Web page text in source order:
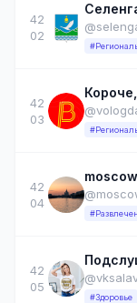
42
02
42
03
42
04
42
05
#Здоровье